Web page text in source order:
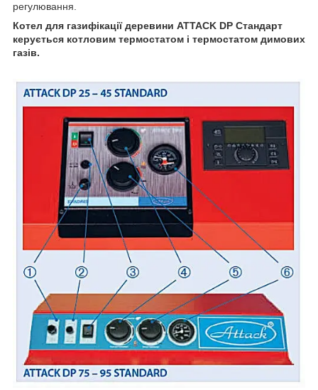
регулювання.
Котел для газифікації деревини ATTACK DP Стандарт
керується котловим термостатом і термостатом димових
газів.